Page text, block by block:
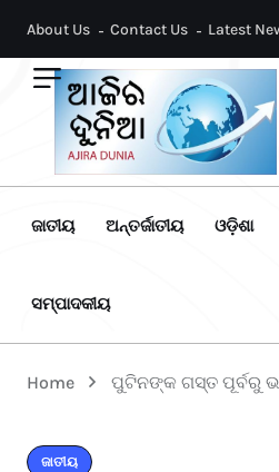
About Us Contact Us Latest
ଜାତୀୟ ଅନ୍ତର୍ଜାତୀୟ ଓଡ଼ିଶା
ସମ୍ପାଦକୀୟ
Home ପୁଟିନଙ୍କ ଗସ୍ତ ପୂର୍ବରୁ
ଜାତୀୟ